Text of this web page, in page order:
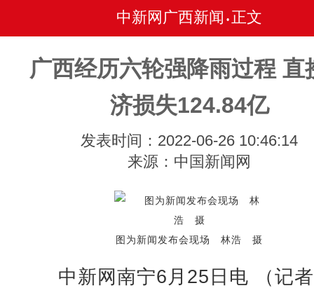
中新网广西新闻 • 正文
广西经历六轮强降雨过程 直
济损失124.84亿
发表时间：2022-06-26 10:46:14
来源：中国新闻网
图为新闻发布会现场 林浩 摄
中新网南宁6月25日电 （记